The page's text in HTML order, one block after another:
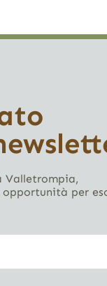
Valletrompia,
per